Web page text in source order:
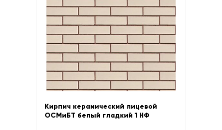
Кирпич керамический лицевой
ОСМиБТ белый гладкий 1 НФ